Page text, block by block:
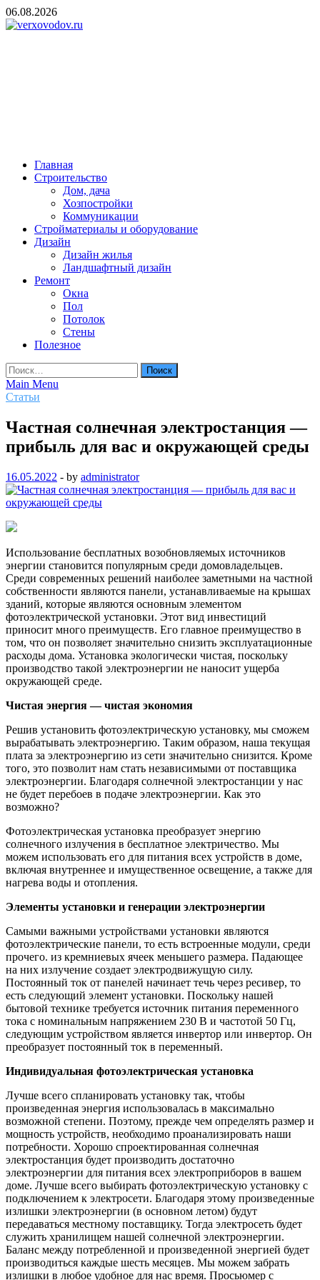
Skip
to
06.08.2026
Главная
Строительство
Дом, дача
Хозпостройки
Коммуникации
Стройматериалы и оборудование
Дизайн
Дизайн жилья
Ландшафтный дизайн
Ремонт
Окна
Пол
Потолок
Стены
Полезное
Найти:
Main Menu
Статьи
Частная солнечная электростанция —
прибыль для вас и окружающей среды
16.05.2022 - by administrator
Использование бесплатных возобновляемых источников
энергии становится популярным среди домовладельцев.
Среди современных решений наиболее заметными на частной
собственности являются панели, устанавливаемые на крышах
зданий, которые являются основным элементом
фотоэлектрической установки. Этот вид инвестиций
приносит много преимуществ. Его главное преимущество в
том, что он позволяет значительно снизить эксплуатационные
расходы дома. Установка экологически чистая, поскольку
производство такой электроэнергии не наносит ущерба
окружающей среде.
Чистая энергия — чистая экономия
Решив установить фотоэлектрическую установку, мы сможем
вырабатывать электроэнергию. Таким образом, наша текущая
плата за электроэнергию из сети значительно снизится. Кроме
того, это позволит нам стать независимыми от поставщика
электроэнергии. Благодаря солнечной электростанции у нас
не будет перебоев в подаче электроэнергии. Как это
возможно?
Фотоэлектрическая установка преобразует энергию
солнечного излучения в бесплатное электричество. Мы
можем использовать его для питания всех устройств в доме,
включая внутреннее и имущественное освещение, а также для
нагрева воды и отопления.
Элементы установки и генерации электроэнергии
Самыми важными устройствами установки являются
фотоэлектрические панели, то есть встроенные модули, среди
прочего. из кремниевых ячеек меньшего размера. Падающее
на них излучение создает электродвижущую силу.
Постоянный ток от панелей начинает течь через ресивер, то
есть следующий элемент установки. Поскольку нашей
бытовой технике требуется источник питания переменного
тока с номинальным напряжением 230 В и частотой 50 Гц,
следующим устройством является инвертор или инвертор. Он
преобразует постоянный ток в переменный.
Индивидуальная фотоэлектрическая установка
Лучше всего спланировать установку так, чтобы
произведенная энергия использовалась в максимально
возможной степени. Поэтому, прежде чем определять размер и
мощность устройств, необходимо проанализировать наши
потребности. Хорошо спроектированная солнечная
электростанция будет производить достаточно
электроэнергии для питания всех электроприборов в вашем
доме. Лучше всего выбирать фотоэлектрическую установку с
подключением к электросети. Благодаря этому произведенные
излишки электроэнергии (в основном летом) будут
передаваться местному поставщику. Тогда электросеть будет
служить хранилищем нашей солнечной электроэнергии.
Баланс между потребленной и произведенной энергией будет
производиться каждые шесть месяцев. Мы можем забрать
излишки в любое удобное для нас время. Просьюмер с